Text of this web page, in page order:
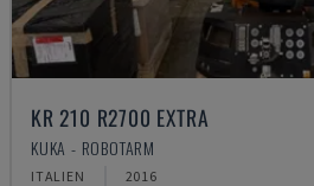
KR 210 R2700 EXTRA
KUKA - ROBOTARM
ITALIEN 2016